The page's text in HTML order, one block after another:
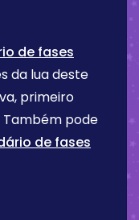
de fases
da lua deste
primeiro
pode
de fases